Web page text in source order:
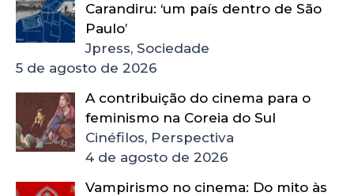
Carandiru: ‘um país dentro de São
Paulo’
Jpress, Sociedade
5 de agosto de 2026
A contribuição do cinema para o
feminismo na Coreia do Sul
Cinéfilos, Perspectiva
4 de agosto de 2026
Vampirismo no cinema: Do mito às